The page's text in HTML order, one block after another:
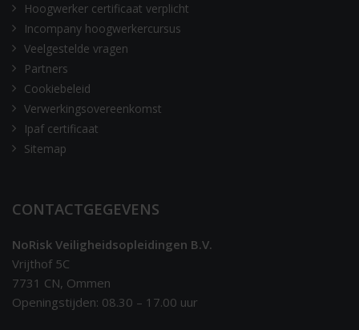
Hoogwerker certificaat verplicht
Incompany hoogwerkercursus
Veelgestelde vragen
Partners
Cookiebeleid
Verwerkingsovereenkomst
Ipaf certificaat
Sitemap
CONTACTGEGEVENS
NoRisk Veiligheidsopleidingen B.V.
Vrijthof 5C
7731 CN, Ommen
Openingstijden: 08.30 – 17.00 uur